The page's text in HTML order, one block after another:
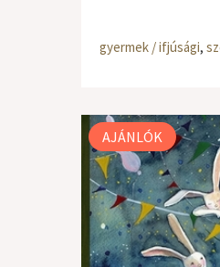
gyermek / ifjúsági,
AJÁNLÓK